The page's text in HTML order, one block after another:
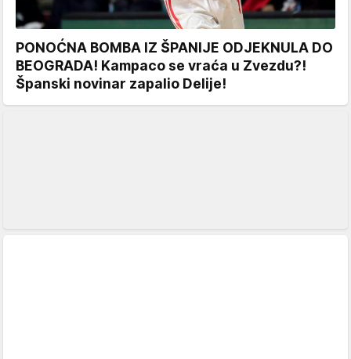
PONOĆNA BOMBA IZ ŠPANIJE ODJEKNULA DO
BEOGRADA! Kampaco se vraća u Zvezdu?!
Španski novinar zapalio Delije!